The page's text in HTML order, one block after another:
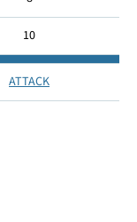
10
ATTACK